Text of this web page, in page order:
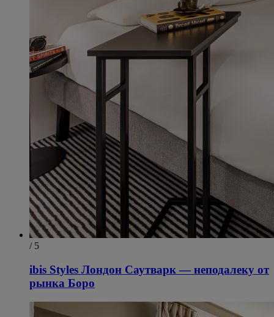
/ 5
ibis Styles Лондон Саутварк — неподалеку от
рынка Боро